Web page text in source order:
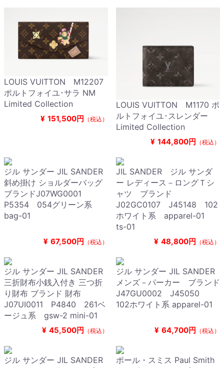
LOUIS VUITTON M12207
ポルトフォイユ･サラ NM
Limited Collection
¥ 151,500円 （税込）
LOUIS VUITTON M1170 ポ
ルトフォイユ･スレンダー
Limited Collection
¥ 144,800円 （税込）
ジル サンダー JIL SANDER
斜め掛け ショルダーバッグ
ブランドJ07WG0001
P5354 054グリーン系
bag-01
¥ 67,500円 （税込）
JIL SANDER ジル サンダ
ー レディース－ロングＴシ
ャツ ブランド
J02GC0107 J45148 102
ホワイト系 apparel-01
ts-01
¥ 48,800円 （税込）
ジル サンダー JIL SANDER
三折財布小銭入付き 三つ折
り財布 ブランド 財布
J07UI0011 P4840 261ベ
ージュ系 gsw-2 mini-01
¥ 45,500円 （税込）
ジル サンダー JIL SANDER
メンズ－パーカー ブランド
J47GU0002 J45050
102ホワイト系 apparel-01
¥ 64,700円 （税込）
ジル サンダー JIL SANDER
ポール・スミス Paul Smith